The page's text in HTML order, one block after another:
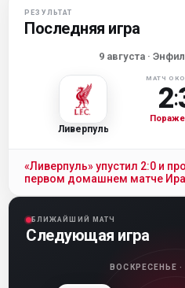
РЕЗУЛЬТАТ
Последняя игра
9 августа·
Ливерпуль
МАТЧ
2:
«Ливерпуль» упустил 2:0 и
первом домашнем матче
БЛИЖАЙШИЙ МАТЧ
Следующая игра
ВОСКРЕСЕНЬЕ